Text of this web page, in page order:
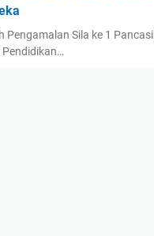
Pengamalan Sila ke 1
Pendidikan…